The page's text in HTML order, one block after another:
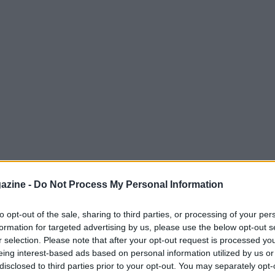
- Do Not Process My Personal Information
opt-out of the sale, sharing to third parties, or processing of your
for targeted advertising by us, please use the below opt-out
selection. Please note that after your opt-out request is processed
interest-based ads based on personal information utilized by us
to third parties prior to your opt-out. You may separately
e propriaVolley Cityper una settimana.
in vista deiCampionati Europei.